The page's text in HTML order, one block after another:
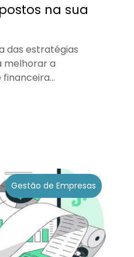
na sua
das estratégias
melhorar a
Gestão de Empresas